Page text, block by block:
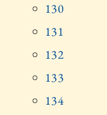
130
131
132
133
134